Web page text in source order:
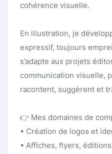
cohérence visuelle.
En illustration, je
expressif, toujours
s’adapte aux projets
communication visuelle,
racontent, suggèrent et
👉 Mes domaines de
• Création de logos et
• Affiches, flyers,